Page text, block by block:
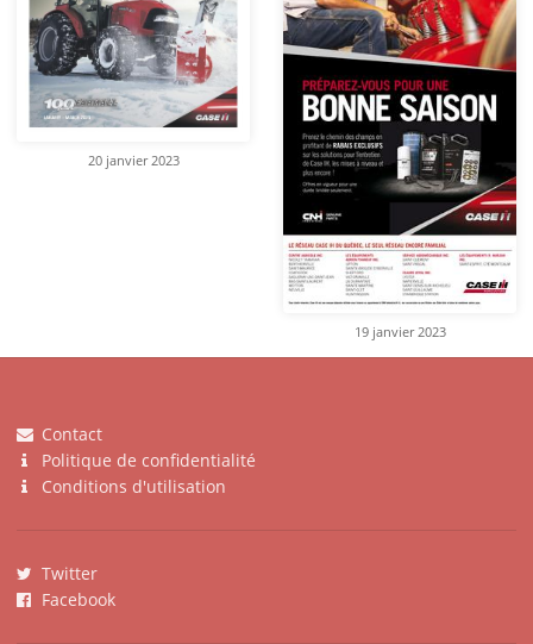
20 janvier 2023
19 janvier 2023
Contact
Politique de confidentialité
Conditions d'utilisation
Twitter
Facebook